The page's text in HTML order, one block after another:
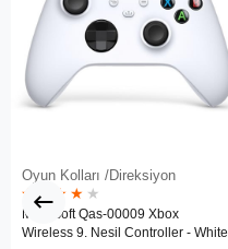
Oyun Kolları /Direksiyon
★ ★ ★ ★ ★
Microsoft Qas-00009 Xbox
Wireless 9. Nesil Controller - White